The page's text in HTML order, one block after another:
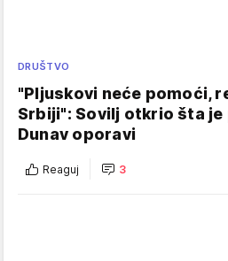
DRUŠTVO
"Pljuskovi neće pomoći,
Srbiji": Sovilj otkrio šta
Dunav oporavi
Reaguj 3